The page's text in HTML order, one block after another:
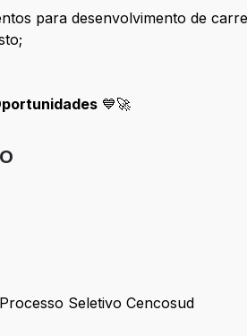
para desenvolvimento de
💙🚀
Processo Seletivo Cencosud
Seletivo Cencosud